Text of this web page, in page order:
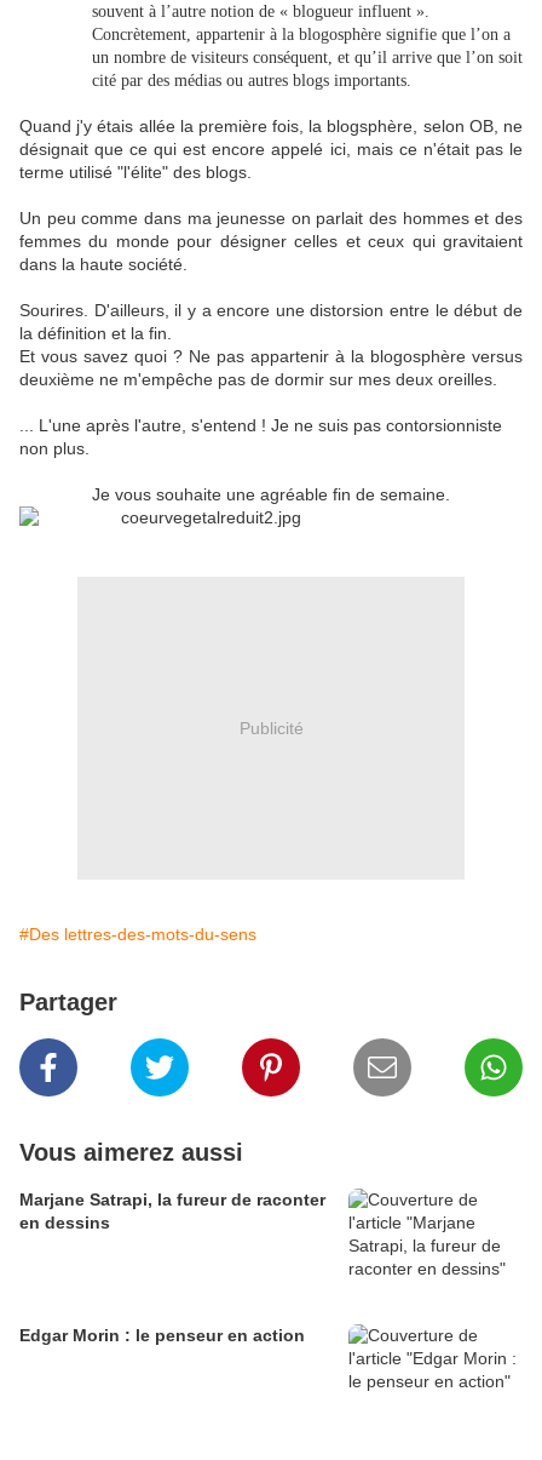
souvent à l’autre notion de « blogueur influent ».
Concrètement, appartenir à la blogosphère signifie que l’on a
un nombre de visiteurs conséquent, et qu’il arrive que l’on soit
cité par des médias ou autres blogs importants.
Quand j'y étais allée la première fois, la blogsphère, selon OB, ne
désignait que ce qui est encore appelé ici, mais ce n'était pas le
terme utilisé "l'élite" des blogs.
Un peu comme dans ma jeunesse on parlait des hommes et des
femmes du monde pour désigner celles et ceux qui gravitaient
dans la haute société.
Sourires. D'ailleurs, il y a encore une distorsion entre le début de
la définition et la fin.
Et vous savez quoi ? Ne pas appartenir à la blogosphère versus
deuxième ne m'empêche pas de dormir sur mes deux oreilles.
... L'une après l'autre, s'entend ! Je ne suis pas contorsionniste
non plus.
Je vous souhaite une agréable fin de semaine.
Publicité
#Des lettres-des-mots-du-sens
Partager
Vous aimerez aussi
Marjane Satrapi, la fureur de raconter
en dessins
Edgar Morin : le penseur en action